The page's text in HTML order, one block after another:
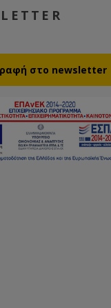
στο newsletter